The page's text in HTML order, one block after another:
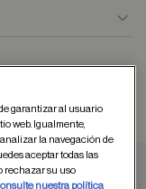
comprado
garantizar al usuario
web. Igualmente,
la navegación de
aceptar todas las
rechazar su uso
nuestra política